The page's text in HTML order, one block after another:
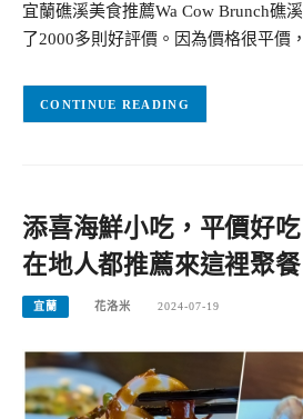
宜蘭礁溪美食推薦Wa Cow Brunch礁
了2000多則好評價。因為價格很平價
CONTINUE READING
添喜海鮮小吃，平價好
在地人都推薦來這裡聚餐
宜蘭 花洛米 2024-07-19